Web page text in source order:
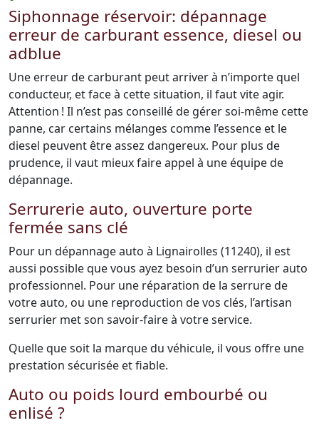
Siphonnage réservoir: dépannage
erreur de carburant essence, diesel ou
adblue
Une erreur de carburant peut arriver à n’importe quel
conducteur, et face à cette situation, il faut vite agir.
Attention ! Il n’est pas conseillé de gérer soi-même cette
panne, car certains mélanges comme l’essence et le
diesel peuvent être assez dangereux. Pour plus de
prudence, il vaut mieux faire appel à une équipe de
dépannage.
Serrurerie auto, ouverture porte
fermée sans clé
Pour un dépannage auto à Lignairolles (11240), il est
aussi possible que vous ayez besoin d’un serrurier auto
professionnel. Pour une réparation de la serrure de
votre auto, ou une reproduction de vos clés, l’artisan
serrurier met son savoir-faire à votre service.
Quelle que soit la marque du véhicule, il vous offre une
prestation sécurisée et fiable.
Auto ou poids lourd embourbé ou
enlisé ?